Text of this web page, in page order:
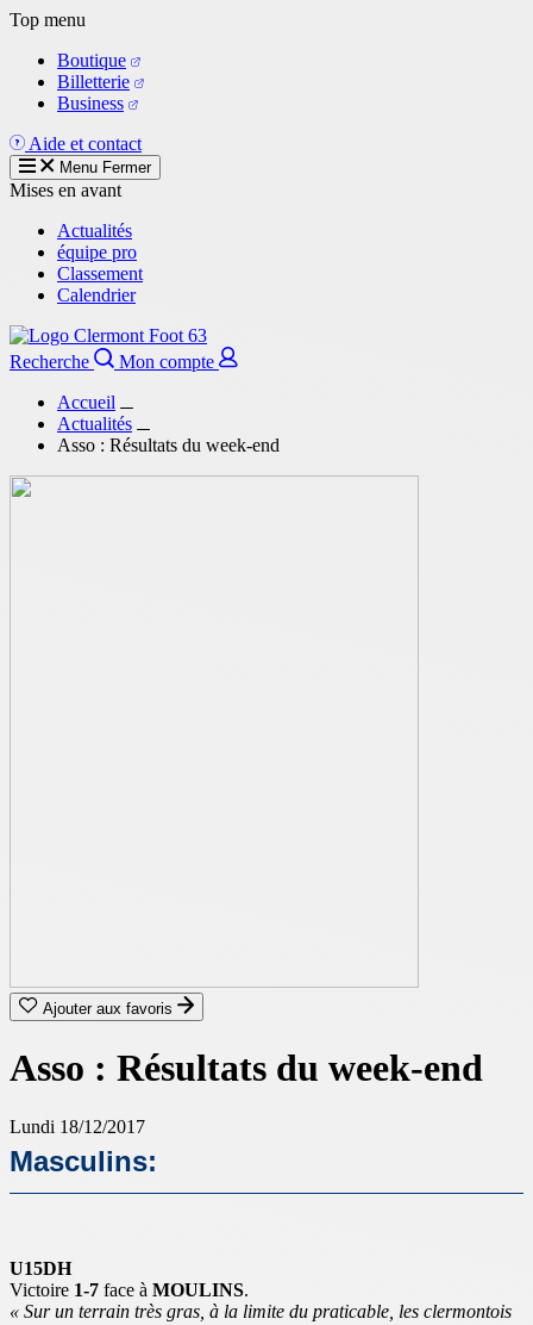
Aller
contenu
principal
Top menu
Boutique
Billetterie
Business
Aide et contact
Menu Fermer
Mises en avant
Actualités
équipe pro
Classement
Calendrier
Recherche
Mon compte
Accueil
Actualités
Asso : Résultats du week-end
Ajouter aux favoris
Asso : Résultats du week-end
Lundi 18/12/2017
Masculins:
U15DH
Victoire 1-7 face à MOULINS.
« Sur un terrain très gras, à la limite du praticable, les clermontois